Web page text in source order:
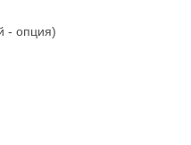
- опция)